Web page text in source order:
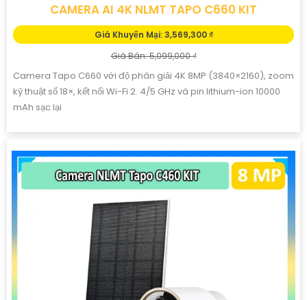
CAMERA AI 4K NLMT TAPO C660 KIT
Giá Khuyến Mại: 3,569,300 ₫
Giá Bán: 5,099,000 ₫
Camera Tapo C660 với độ phân giải 4K 8MP (3840×2160), zoom
kỹ thuật số 18×, kết nối Wi-Fi 2. 4/5 GHz và pin lithium-ion 10000
mAh sạc lại